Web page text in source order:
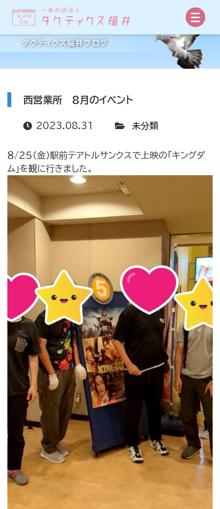
事業所からの手紙
タクティクス福井ブログ
西営業所 8月のイベント
2023.08.31 未分類
８/２５（金）駅前テアトルサンクスで上映の「キングダ
ム」を観に行きました。